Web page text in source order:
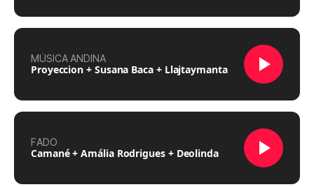
MÚSICA ANDINA
Proyeccion + Susana Baca + Llajtaymanta
FADO
Camané + Amália Rodrigues + Deolinda